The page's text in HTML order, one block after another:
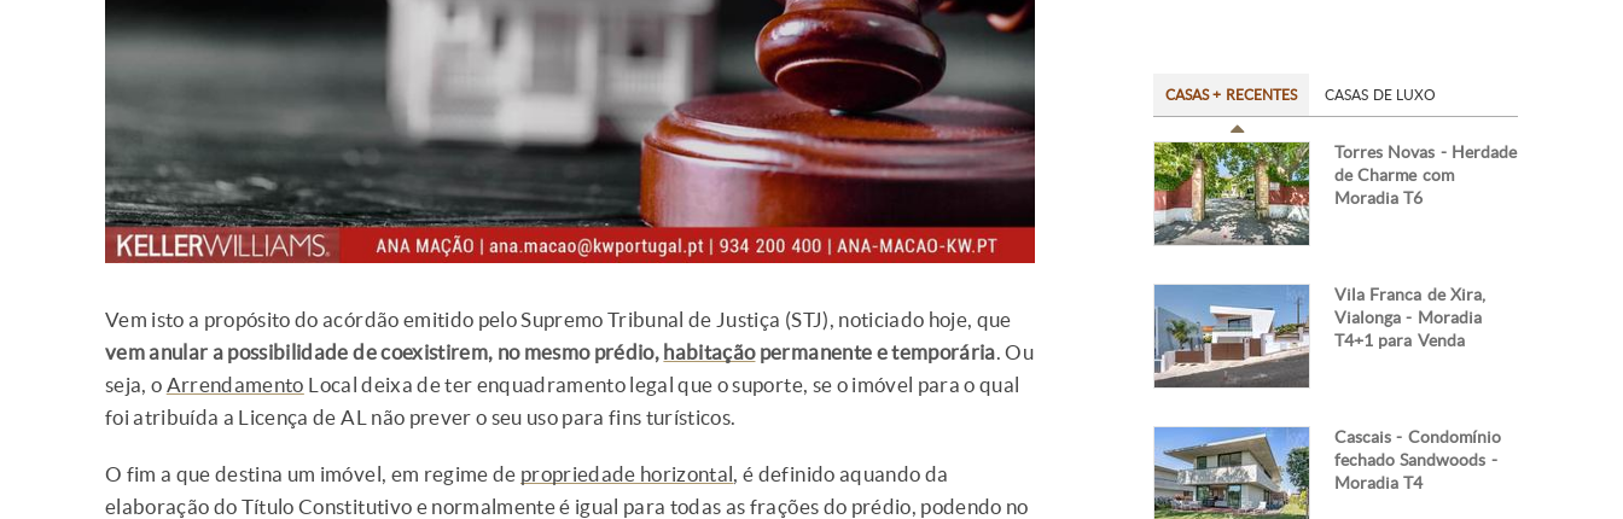
Vem isto a propósito do acórdão emitido pelo Supremo Tribunal de Justiça (STJ), noticiado hoje, que
vem anular a possibilidade de coexistirem, no mesmo prédio, habitaçãopermanente e temporária. Ou
seja, o Arrendamento Local deixa de ter enquadramento legal que o suporte, se o imóvel para o qual
foi atribuída a Licença de AL não prever o seu uso para fins turísticos.
O fim a que destina um imóvel, em regime de propriedade horizontal , é definido aquando da
elaboração do Título Constitutivo e normalmente é igual para todas as frações do prédio, podendo no
CASAS + RECENTES CASAS DE LUXO
Torres Novas - Herdade
de Charme com
Moradia T6
Vila Franca de Xira,
Vialonga - Moradia
T4+1 para Venda
Cascais - Condomínio
fechado Sandwoods -
Moradia T4